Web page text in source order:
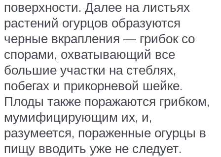
поверхности. Далее на листьях
растений огурцов образуются
черные вкрапления — грибок со
спо­рами, охватывающий все
большие участки на стеблях,
побегах и прикорневой шей­ке.
Плоды также поражаются грибком,
мумифицирующим их, и,
разумеется, поражен­ные огурцы в
пищу вводить уже не следует.